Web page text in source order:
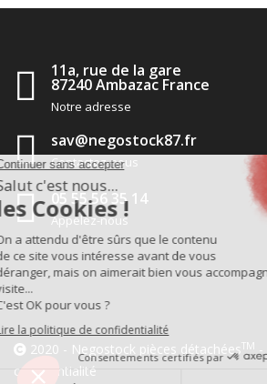
11a, rue de la gare
87240 Ambazac France
Notre adresse
sav@negostock87.fr
Contactez-nous
05 55 56 35 14
Appelez-nous
2020 - Negostock pièces détachées TM -
confidentialité